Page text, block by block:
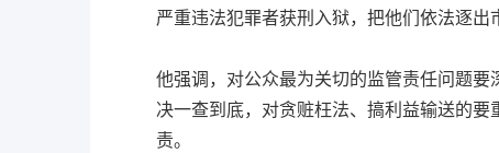
严重违法犯罪者获刑入狱，把他们依法逐出
他强调，对公众最为关切的监管责任问题
决一查到底，对贪赃枉法、搞利益输送的
责。